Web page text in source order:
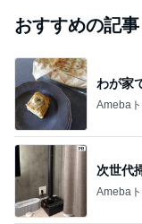
おすすめの記事
わが家
Ameba
次世代
Ameba